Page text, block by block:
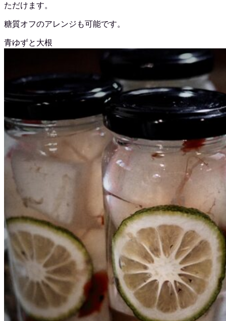
ただけます。
糖質オフのアレンジも可能です。
青ゆずと大根